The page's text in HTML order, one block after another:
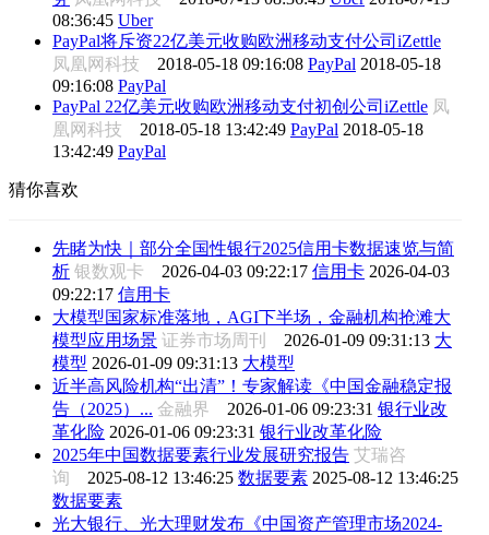
08:36:45 Uber
PayPal将斥资22亿美元收购欧洲移动支付公司iZettle
凤凰网科技 2018-05-18 09:16:08 PayPal 2018-05-18
09:16:08 PayPal
PayPal 22亿美元收购欧洲移动支付初创公司iZettle 凤
凰网科技 2018-05-18 13:42:49 PayPal 2018-05-18
13:42:49 PayPal
猜你喜欢
先睹为快｜部分全国性银行2025信用卡数据速览与简
析 银数观卡 2026-04-03 09:22:17 信用卡 2026-04-03
09:22:17 信用卡
大模型国家标准落地，AGI下半场，金融机构抢滩大
模型应用场景 证券市场周刊 2026-01-09 09:31:13 大
模型 2026-01-09 09:31:13 大模型
近半高风险机构“出清”！专家解读《中国金融稳定报
告（2025）... 金融界 2026-01-06 09:23:31 银行业改
革化险 2026-01-06 09:23:31 银行业改革化险
2025年中国数据要素行业发展研究报告 艾瑞咨
询 2025-08-12 13:46:25 数据要素 2025-08-12 13:46:25
数据要素
光大银行、光大理财发布《中国资产管理市场2024-